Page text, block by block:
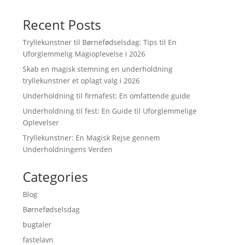
Recent Posts
Tryllekunstner til Børnefødselsdag: Tips til En
Uforglemmelig Magioplevelse i 2026
Skab en magisk stemning en underholdning
tryllekunstner et oplagt valg i 2026
Underholdning til firmafest: En omfattende guide
Underholdning til fest: En Guide til Uforglemmelige
Oplevelser
Tryllekunstner: En Magisk Rejse gennem
Underholdningens Verden
Categories
Blog
Børnefødselsdag
bugtaler
fastelavn